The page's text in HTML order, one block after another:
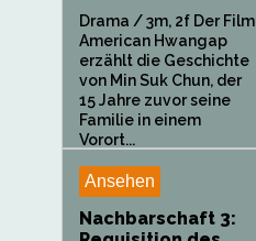
Drama / 3m, 2f Der Film
American Hwangap
erzählt die Geschichte
von Min Suk Chun, der
15 Jahre zuvor seine
Familie in einem
Vorort...
Ansehen
Nachbarschaft 3: